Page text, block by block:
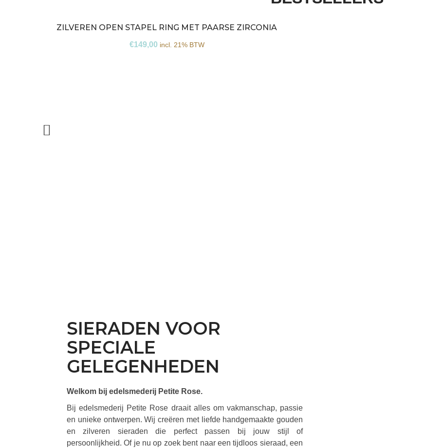
ZILVEREN OPEN STAPEL RING MET PAARSE ZIRCONIA
€149,00 incl. 21% BTW
SIERADEN VOOR
SPECIALE
GELEGENHEDEN
Welkom bij edelsmederij Petite Rose.
Bij edelsmederij Petite Rose draait alles om vakmanschap, passie
en unieke ontwerpen. Wij creëren met liefde handgemaakte gouden
en zilveren sieraden die perfect passen bij jouw stijl of
persoonlijkheid. Of je nu op zoek bent naar een tijdloos sieraad, een